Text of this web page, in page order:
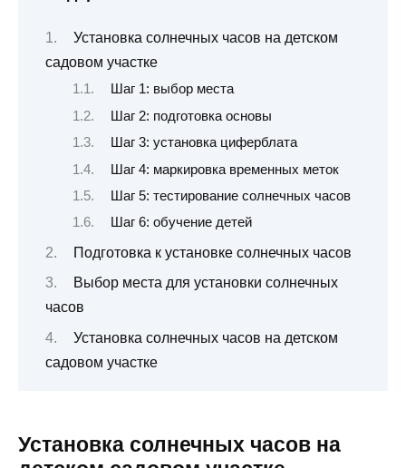
Установка солнечных часов на детском
садовом участке
Шаг 1: выбор места
Шаг 2: подготовка основы
Шаг 3: установка циферблата
Шаг 4: маркировка временных меток
Шаг 5: тестирование солнечных часов
Шаг 6: обучение детей
Подготовка к установке солнечных часов
Выбор места для установки солнечных
часов
Установка солнечных часов на детском
садовом участке
Установка солнечных часов на